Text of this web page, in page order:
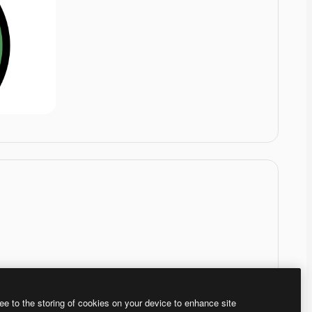
to the storing of cookies on your device to enhance site